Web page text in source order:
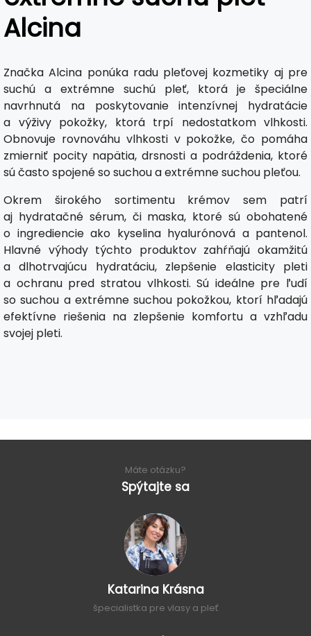
Alcina
Značka Alcina ponúka radu pleťovej kozmetiky aj pre
suchú a extrémne suchú pleť, ktorá je špeciálne
navrhnutá na poskytovanie intenzívnej hydratácie
a výživy pokožky, ktorá trpí nedostatkom vlhkosti.
Obnovuje rovnováhu vlhkosti v pokožke, čo pomáha
zmierniť pocity napätia, drsnosti a podráždenia, ktoré
sú často spojené so suchou a extrémne suchou pleťou.
Okrem širokého sortimentu krémov sem patrí
aj hydratačné sérum, či maska, ktoré sú obohatené
o ingrediencie ako kyselina hyalurónová a pantenol.
Hlavné výhody týchto produktov zahŕňajú okamžitú
a dlhotrvajúcu hydratáciu, zlepšenie elasticity pleti
a ochranu pred stratou vlhkosti. Sú ideálne pre ľudí
so suchou a extrémne suchou pokožkou, ktorí hľadajú
efektívne riešenia na zlepšenie komfortu a vzhľadu
svojej pleti.
Máte otázku?
Spýtajte sa
Katarina Krásna
špecialistka pre vlasy a pleť